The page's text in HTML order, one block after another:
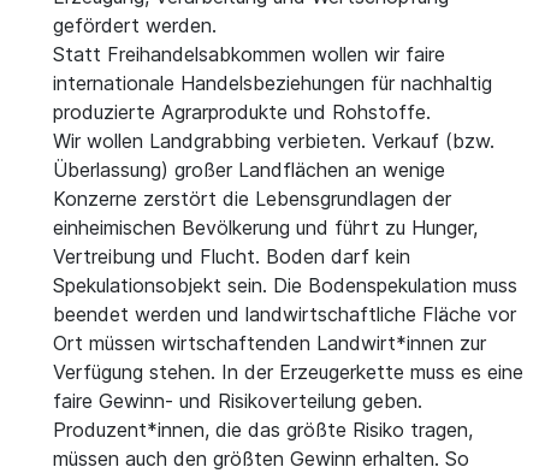
gefördert werden.
Statt Freihandelsabkommen wollen wir faire
internationale Handelsbeziehungen für nachhaltig
produzierte Agrarprodukte und Rohstoffe.
Wir wollen Landgrabbing verbieten. Verkauf (bzw.
Überlassung) großer Landflächen an wenige
Konzerne zerstört die Lebensgrundlagen der
einheimischen Bevölkerung und führt zu Hunger,
Vertreibung und Flucht. Boden darf kein
Spekulationsobjekt sein. Die Bodenspekulation muss
beendet werden und landwirtschaftliche Fläche vor
Ort müssen wirtschaftenden Landwirt*innen zur
Verfügung stehen. In der Erzeugerkette muss es eine
faire Gewinn- und Risikoverteilung geben.
Produzent*innen, die das größte Risiko tragen,
müssen auch den größten Gewinn erhalten. So